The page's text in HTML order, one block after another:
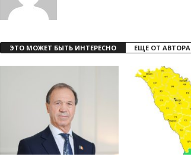
ЭТО МОЖЕТ БЫТЬ ИНТЕРЕСНО ЕЩЕ ОТ АВТОРА